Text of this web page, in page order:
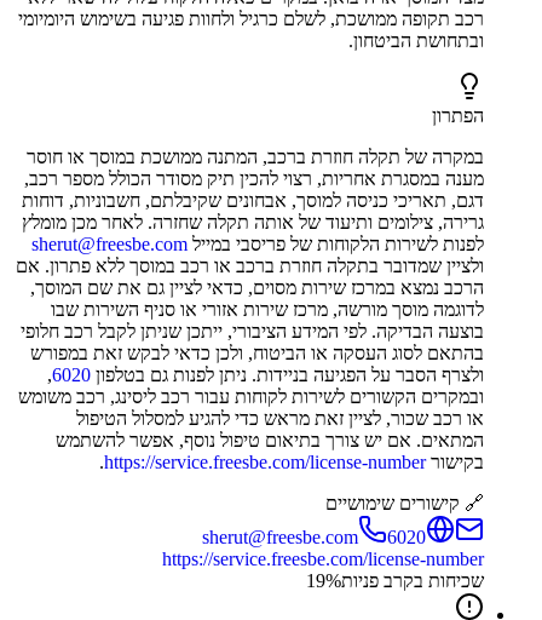
רכב תקופה ממושכת, לשלם כרגיל ולחוות פגיעה בשימוש היומיומי
ובתחושת הביטחון.
הפתרון
במקרה של תקלה חוזרת ברכב, המתנה ממושכת במוסך או חוסר
מענה במסגרת אחריות, רצוי להכין תיק מסודר הכולל מספר רכב,
דגם, תאריכי כניסה למוסך, אבחונים שקיבלתם, חשבוניות, דוחות
גרירה, צילומים ותיעוד של אותה תקלה שחזרה. לאחר מכן מומלץ
לפנות לשירות הלקוחות של פריסבי במייל sherut@freesbe.com
ולציין שמדובר בתקלה חוזרת ברכב או רכב במוסך ללא פתרון. אם
הרכב נמצא במרכז שירות מסוים, כדאי לציין גם את שם המוסך,
לדוגמה מוסך מורשה, מרכז שירות אזורי או סניף השירות שבו
בוצעה הבדיקה. לפי המידע הציבורי, ייתכן שניתן לקבל רכב חלופי
בהתאם לסוג העסקה או הביטוח, ולכן כדאי לבקש זאת במפורש
ולצרף הסבר על הפגיעה בניידות. ניתן לפנות גם בטלפון 6020
,
ובמקרים הקשורים לשירות לקוחות עבור רכב ליסינג, רכב משומש
או רכב שכור, לציין זאת מראש כדי להגיע למסלול הטיפול
המתאים. אם יש צורך בתיאום טיפול נוסף, אפשר להשתמש
בקישורhttps://service.freesbe.com/license-number
.
🔗 קישורים שימושיים
sherut@freesbe.com
6020
https://service.freesbe.com/license-number
שכיחות בקרב פניות
19%